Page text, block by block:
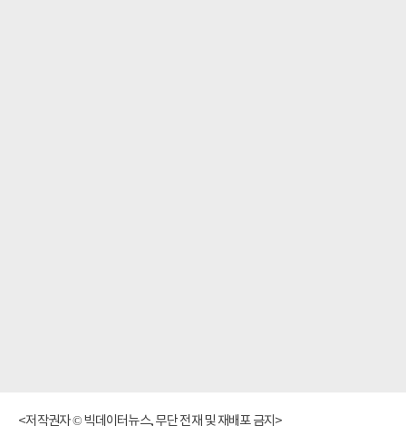
<저작권자 © 빅데이터뉴스, 무단 전재 및 재배포 금지>